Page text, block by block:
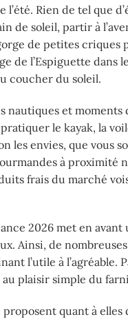
l’été. Rien de tel
de soleil, partir à
de petites criques
de l’Espiguette dans
coucher du soleil.
et moments
le kayak, la
les envies, que vous
à proximité
frais du marché
2026 met en
Ainsi, de
l’utile à
plaisir simple du
quant à